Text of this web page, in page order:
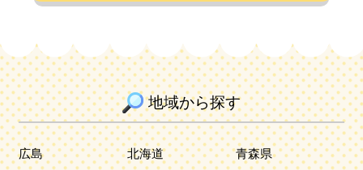
地域から探す
広島 北海道
青森県